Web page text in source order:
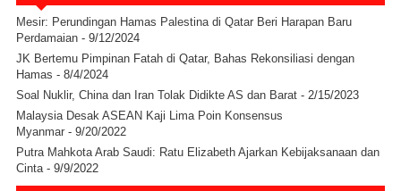
Mesir: Perundingan Hamas Palestina di Qatar Beri Harapan Baru
Perdamaian - 9/12/2024
JK Bertemu Pimpinan Fatah di Qatar, Bahas Rekonsiliasi dengan
Hamas - 8/4/2024
Soal Nuklir, China dan Iran Tolak Didikte AS dan Barat - 2/15/2023
Malaysia Desak ASEAN Kaji Lima Poin Konsensus
Myanmar - 9/20/2022
Putra Mahkota Arab Saudi: Ratu Elizabeth Ajarkan Kebijaksanaan dan
Cinta - 9/9/2022